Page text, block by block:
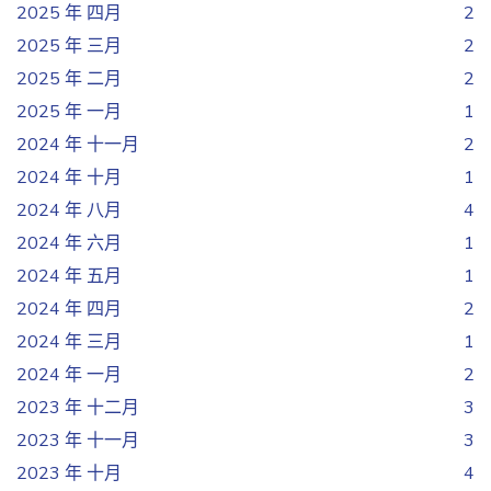
2025 年 四月
2
2025 年 三月
2
2025 年 二月
2
2025 年 一月
1
2024 年 十一月
2
2024 年 十月
1
2024 年 八月
4
2024 年 六月
1
2024 年 五月
1
2024 年 四月
2
2024 年 三月
1
2024 年 一月
2
2023 年 十二月
3
2023 年 十一月
3
2023 年 十月
4